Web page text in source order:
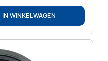
IN WINKELWAGEN